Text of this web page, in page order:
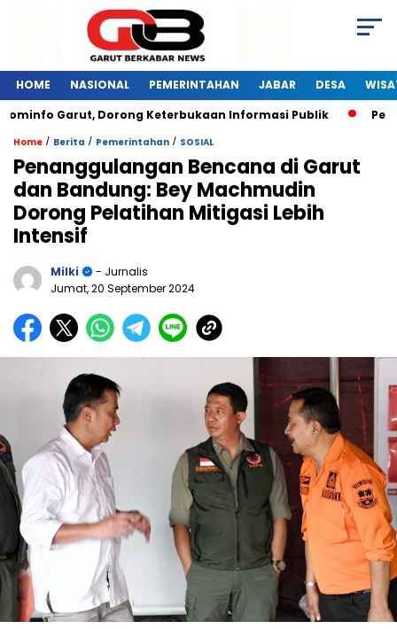
HOME NASIONAL PEMERINTAHAN JABAR DESA
Garut, Dorong Keterbukaan Informasi Publik
Home / Berita / Pemerintahan / SOSIAL
Penanggulangan Bencana di Garut
dan Bandung: Bey Machmudin
Dorong Pelatihan Mitigasi Lebih
Intensif
Milki
- Jurnalis
Jumat, 20 September 2024